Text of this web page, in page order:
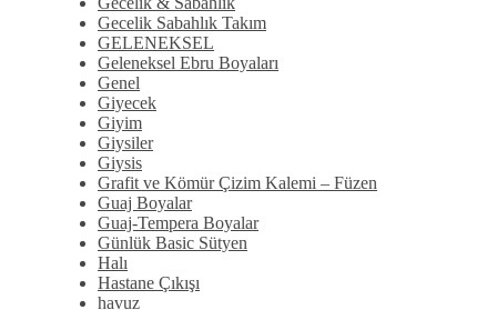
Gecelik Sabahlık Takım
GELENEKSEL
Geleneksel Ebru Boyaları
Genel
Giyecek
Giyim
Giysiler
Giysis
Grafit ve Kömür Çizim Kalemi – Füzen
Guaj Boyalar
Guaj-Tempera Boyalar
Günlük Basic Sütyen
Halı
Hastane Çıkışı
havuz